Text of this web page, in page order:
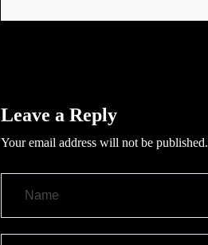
Leave a Reply
Your email address will not be published.